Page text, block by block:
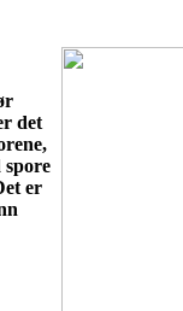
det
spore
er